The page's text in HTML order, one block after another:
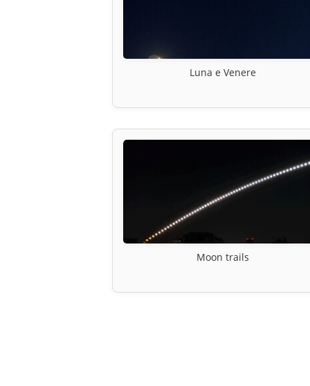
Luna e Venere
Moon trails